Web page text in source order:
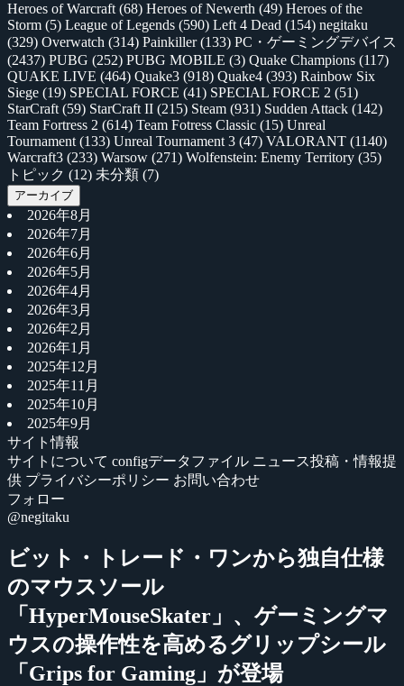
Heroes of Warcraft (68) Heroes of Newerth (49) Heroes of the
Storm (5) League of Legends (590) Left 4 Dead (154) negitaku
(329) Overwatch (314) Painkiller(133) PC・ゲーミングデバイス
(2437) PUBG (252) PUBG MOBILE (3) Quake Champions (117)
QUAKE LIVE (464) Quake3 (918) Quake4 (393) Rainbow Six
Siege (19) SPECIAL FORCE (41) SPECIAL FORCE 2 (51)
StarCraft (59) StarCraft II (215) Steam (931) Sudden Attack (142)
Team Fortress 2 (614) Team Fotress Classic (15) Unreal
Tournament (133) Unreal Tournament 3 (47) VALORANT (1140)
Warcraft3 (233) Warsow (271) Wolfenstein: Enemy Territory (35)
トピック (12) 未分類 (7)
アーカイブ
2026年8月
2026年7月
2026年6月
2026年5月
2026年4月
2026年3月
2026年2月
2026年1月
2025年12月
2025年11月
2025年10月
2025年9月
サイト情報
サイトについて configデータファイル ニュース投稿・情報提
供 プライバシーポリシー お問い合わせ
フォロー
@negitaku
ビット・トレード・ワンから独自仕様
のマウスソール
「HyperMouseSkater」、ゲーミングマ
ウスの操作性を高めるグリップシール
「Grips for Gaming」が登場